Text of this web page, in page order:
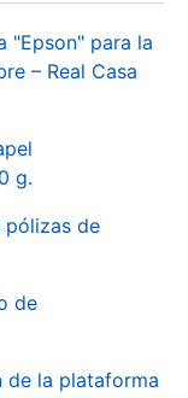
"Epson" para la
– Real Casa
g.
pólizas de
de
de la plataforma